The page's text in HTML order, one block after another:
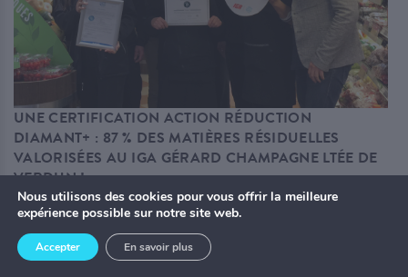
UNE CERTIFICATION ACTION RÉDUCTION
DIAMANT+ : 87 % DES MATIÈRES RÉSIDUELLES
VALORISÉES AU IGA GÉRARD CHAMPAGNE LTÉE DE
VERDUN !
18 OCTOBRE 2018|PARJOUR DE LA TERRE CANADA
Nous utilisons des cookies pour vous offrir la meilleure
expérience possible sur notre site web.
Accepter En savoir plus